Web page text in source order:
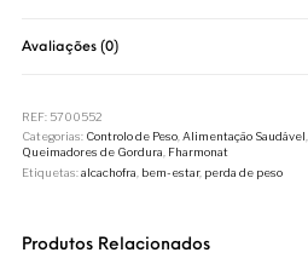
Avaliações (0)
REF: 5700552
Categorias: Controlo de Peso, Alimentação Saudável
Queimadores de Gordura Fharmonat
Etiquetas:alcachofra bem-estar, perda de peso
Produtos Relacionados